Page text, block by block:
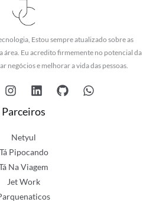
Estou sempre atualizado sobre as
área. Eu acredito firmemente no potencial da
negócios e melhorar a vida das pessoas.
Parceiros
Netyul
Tá Pipocando
Na Viagem
Jet Work